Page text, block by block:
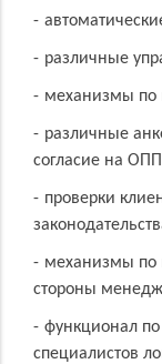
различные
механизмы по
различные
согласие на
проверки
механизмы по
стороны
функционал
специалистов